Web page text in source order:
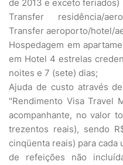
de 2013 e exceto feriados)
Transfer residência/
Transfer aeroporto/hotel/
Hospedagem em
em Hotel 4 estrelas
noites e 7 (sete) dias;
Ajuda de custo através
"Rendimento Visa Travel
acompanhante, no valor
trezentos reais), sendo
cinqüenta reais) para cada
de refeições não